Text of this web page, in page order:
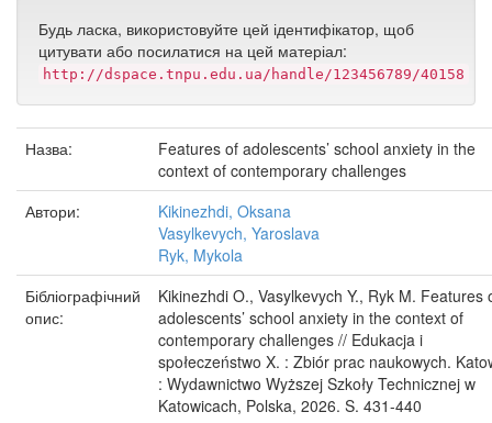
Будь ласка, використовуйте цей ідентифікатор, щоб
цитувати або посилатися на цей матеріал:
http://dspace.tnpu.edu.ua/handle/123456789/40158
Назва:
Features of adolescents’ school anxiety in the
context of contemporary challenges
Автори:
Kikinezhdi, Oksana
Vasylkevych, Yaroslava
Ryk, Mykola
Бібліографічний
опис:
Kikinezhdi O., Vasylkevych Y., Ryk M. Features
adolescents’ school anxiety in the context of
contemporary challenges // Edukacja i
społeczeństwo X. : Zbiór prac naukowych.
: Wydawnictwo Wyższej Szkoły Technicznej w
Katowicach, Polska, 2026. S. 431-440